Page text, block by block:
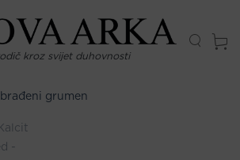
kroz svijet duhovnosti